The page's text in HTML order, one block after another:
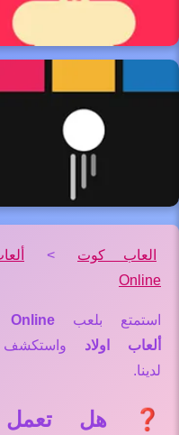
العاب كوت >
Online
استمتع بلعب
ألعاب اولاد واستكشف
لدينا.